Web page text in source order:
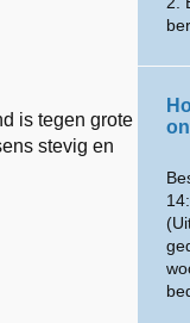
is tegen grote
stevig en